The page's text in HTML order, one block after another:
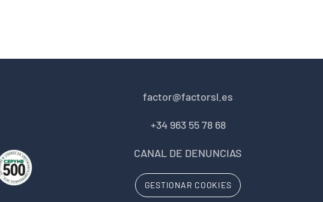
factor@factorsl.es
+34 963 55 78 68
CANAL DE DENUNCIAS
GESTIONAR COOKIES